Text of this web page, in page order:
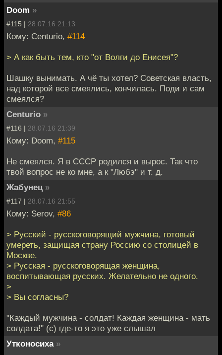
Doom »
#115 | 28.07.16 21:13
Кому: Centurio, #114
> А как быть тем, кто "от Волги до Енисея"?
Шашку вынимать. А чё ты хотел? Советская власть,
над которой все смеялись, кончилась. Поди и сам
смеялся?
Centurio »
#116 | 28.07.16 21:39
Кому: Doom, #115
Не смеялся. Я в СССР родился и вырос. Так что
твой вопрос не ко мне, а к "Любэ" и т. д.
Жабунец »
#117 | 28.07.16 21:55
Кому: Serov, #86
> Русский - русскоговорящий мужчина, готовый
умереть, защищая страну Россию со столицей в
Москве.
> Русская - русскоговорящая женщина,
воспитывающая русских. Желательно не одного.
>
> Вы согласны?
"Каждый мужчина - солдат! Каждая женщина - мать
солдата!" (с) где-то я это уже слышал
Утконосиха »